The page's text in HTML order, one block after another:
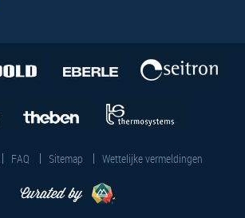
FAQ Sitemap Wettelijke vermeldingen